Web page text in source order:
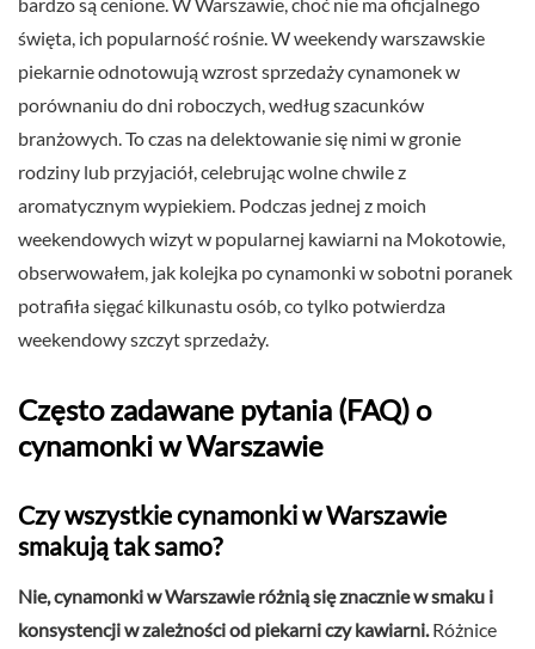
święta, ich popularność rośnie. W weekendy warszawskie
piekarnie odnotowują wzrost sprzedaży cynamonek w
porównaniu do dni roboczych, według szacunków
branżowych. To czas na delektowanie się nimi w gronie
rodziny lub przyjaciół, celebrując wolne chwile z
aromatycznym wypiekiem. Podczas jednej z moich
weekendowych wizyt w popularnej kawiarni na Mokotowie,
obserwowałem, jak kolejka po cynamonki w sobotni poranek
potrafiła sięgać kilkunastu osób, co tylko potwierdza
weekendowy szczyt sprzedaży.
Często zadawane pytania (FAQ) o
cynamonki w Warszawie
Czy wszystkie cynamonki w Warszawie
smakują tak samo?
Nie, cynamonki w Warszawie różnią się znacznie w smaku i
konsystencji w zależności od piekarni czy kawiarni.Różnice